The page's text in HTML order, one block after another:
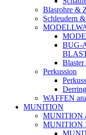
Blasrohre &
Schleudern
BUG-
Perkussion
WAFFEN
MUNITION
MUNITION
MUNITION